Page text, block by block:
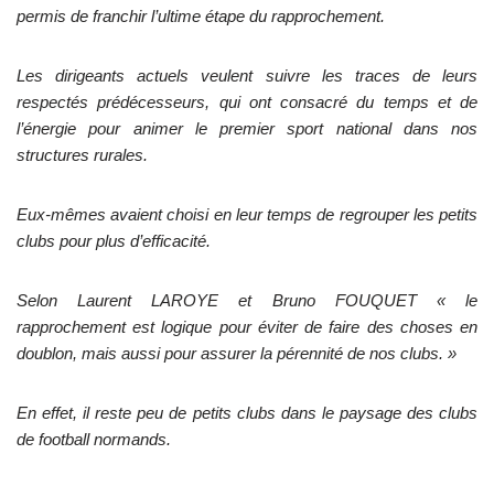
permis de franchir l’ultime étape du rapprochement.
Les dirigeants actuels veulent suivre les traces de leurs
respectés prédécesseurs, qui ont consacré du temps et de
l’énergie pour animer le premier sport national dans nos
structures rurales.
Eux-mêmes avaient choisi en leur temps de regrouper les petits
clubs pour plus d’efficacité.
Selon Laurent LAROYE et Bruno FOUQUET « le
rapprochement est logique pour éviter de faire des choses en
doublon, mais aussi pour assurer la pérennité de nos clubs. »
En effet, il reste peu de petits clubs dans le paysage des clubs
de football normands.